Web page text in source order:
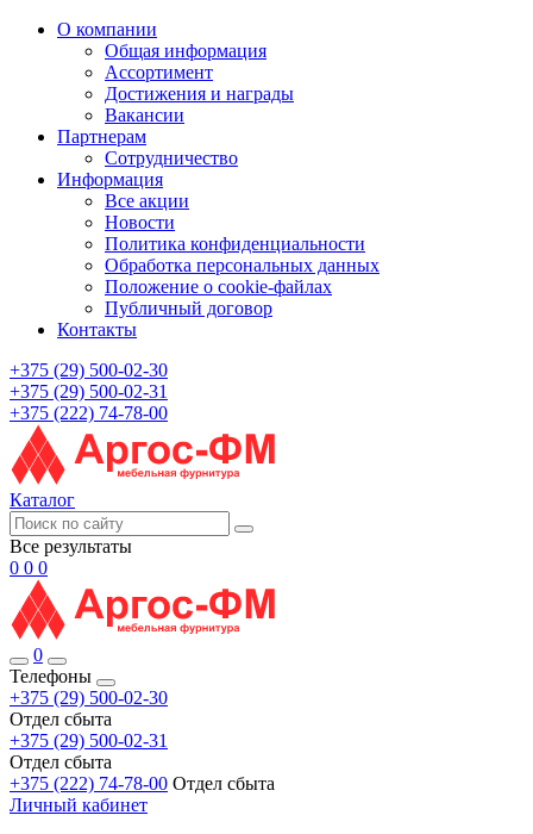
О компании
Общая информация
Ассортимент
Достижения и награды
Вакансии
Партнерам
Сотрудничество
Информация
Все акции
Новости
Политика конфиденциальности
Обработка персональных данных
Положение о cookie-файлах
Публичный договор
Контакты
+375 (29) 500-02-30
+375 (29) 500-02-31
+375 (222) 74-78-00
Каталог
Все результаты
0 0 0
0
Телефоны
+375 (29) 500-02-30
Отдел сбыта
+375 (29) 500-02-31
Отдел сбыта
+375 (222) 74-78-00 Отдел сбыта
Личный кабинет